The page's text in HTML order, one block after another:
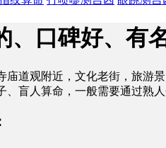
、口碑好、有
道观附近，文化老街，旅游景
盲人算命，一般需要通过熟人